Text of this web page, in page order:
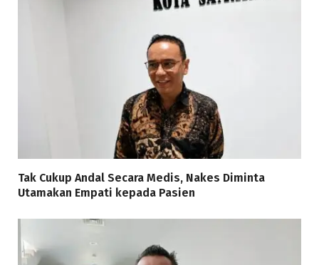
Tak Cukup Andal Secara Medis, Nakes Diminta
Utamakan Empati kepada Pasien